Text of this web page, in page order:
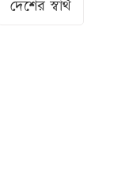
দেশের স্বার্থ